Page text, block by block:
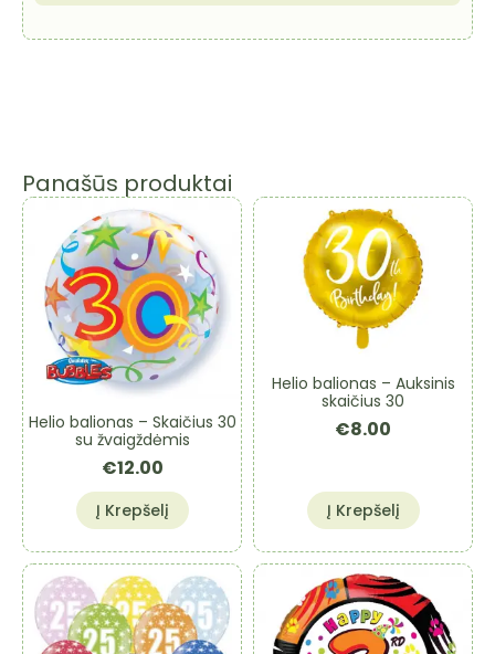
Panašūs produktai
Helio balionas – Skaičius 30
su žvaigždėmis
€12.00
Į Krepšelį
Helio balionas – Auksinis
skaičius 30
€8.00
Į Krepšelį